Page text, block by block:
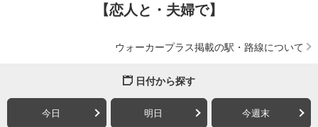
【恋人と・夫婦で】
ウォーカープラス掲載の駅・路線について
日付から探す
今日 明日 今週末